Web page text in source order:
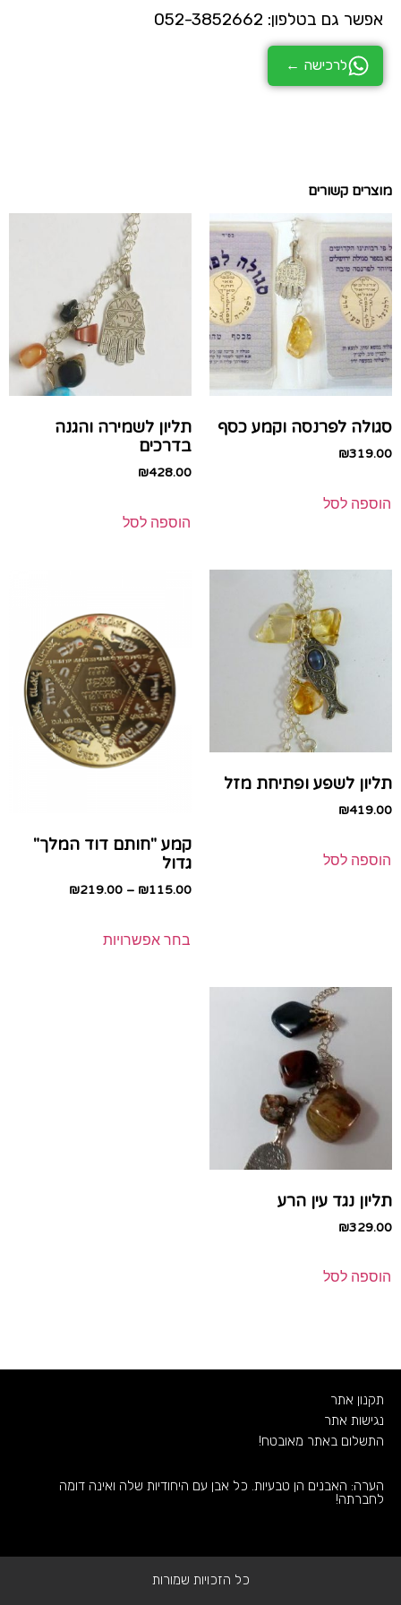
אפשר גם בטלפון: 052-3852662
לרכישה ←
מוצרים קשורים
סגולה לפרנסה וקמע כסף
₪319.00
הוספה לסל
תליון לשמירה והגנה
בדרכים
₪428.00
הוספה לסל
תליון לשפע ופתיחת מזל
₪419.00
הוספה לסל
קמע "חותם דוד המלך"
גדול
₪115.00
–
₪219.00
בחר אפשרויות
תליון נגד עין הרע
₪329.00
הוספה לסל
תקנון אתר
נגישות אתר
התשלום באתר מאובטח!
הערה: האבנים הן טבעיות. כל אבן עם היחודיות שלה ואינה דומה
לחברתה!
כל הזכויות שמורות